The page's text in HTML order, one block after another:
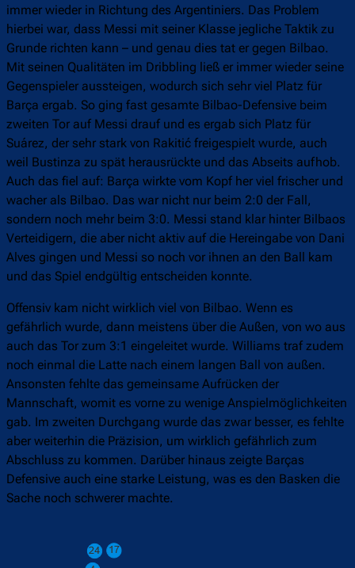
immer wieder in Richtung des Argentiniers. Das Problem
hierbei war, dass Messi mit seiner Klasse jegliche Taktik zu
Grunde richten kann – und genau dies tat er gegen Bilbao.
Mit seinen Qualitäten im Dribbling ließ er immer wieder seine
Gegenspieler aussteigen, wodurch sich sehr viel Platz für
Barça ergab. So ging fast gesamte Bilbao-Defensive beim
zweiten Tor auf Messi drauf und es ergab sich Platz für
Suárez, der sehr stark von Rakitić freigespielt wurde, auch
weil Bustinza zu spät herausrückte und das Abseits aufhob.
Auch das fiel auf: Barça wirkte vom Kopf her viel frischer und
wacher als Bilbao. Das war nicht nur beim 2:0 der Fall,
sondern noch mehr beim 3:0. Messi stand klar hinter Bilbaos
Verteidigern, die aber nicht aktiv auf die Hereingabe von Dani
Alves gingen und Messi so noch vor ihnen an den Ball kam
und das Spiel endgültig entscheiden konnte.
Offensiv kam nicht wirklich viel von Bilbao. Wenn es
gefährlich wurde, dann meistens über die Außen, von wo aus
auch das Tor zum 3:1 eingeleitet wurde. Williams traf zudem
noch einmal die Latte nach einem langen Ball von außen.
Ansonsten fehlte das gemeinsame Aufrücken der
Mannschaft, womit es vorne zu wenige Anspielmöglichkeiten
gab. Im zweiten Durchgang wurde das zwar besser, es fehlte
aber weiterhin die Präzision, um wirklich gefährlich zum
Abschluss zu kommen. Darüber hinaus zeigte Barças
Defensive auch eine starke Leistung, was es den Basken die
Sache noch schwerer machte.